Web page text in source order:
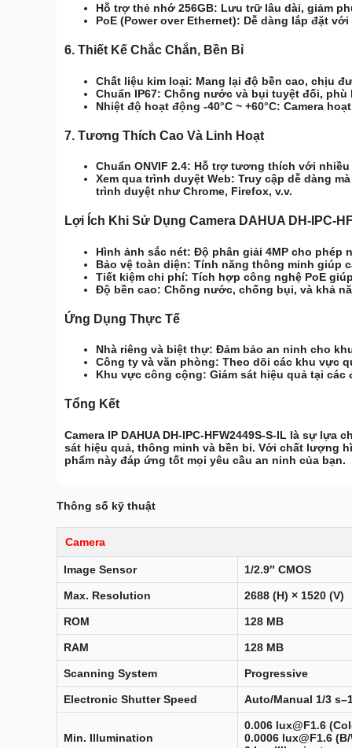
Hỗ trợ thẻ nhớ 256GB: Lưu trữ lâu dài, giảm
PoE (Power over Ethernet): Dễ dàng lắp đặt
6. Thiết Kế Chắc Chắn, Bền Bỉ
Chất liệu kim loại: Mang lại độ bền cao, chịu
Chuẩn IP67: Chống nước và bụi tuyệt đối,
Nhiệt độ hoạt động -40°C ~ +60°C: Camera
7. Tương Thích Cao Và Linh Hoạt
Chuẩn ONVIF 2.4: Hỗ trợ tương thích với nhiều
Xem qua trình duyệt Web: Truy cập dễ dàng
trình duyệt như Chrome, Firefox, v.v.
Lợi Ích Khi Sử Dụng Camera DAHUA DH-IPC-
Hình ảnh sắc nét: Độ phân giải 4MP cho phép
Bảo vệ toàn diện: Tính năng thông minh giúp
Tiết kiệm chi phí: Tích hợp công nghệ PoE
Độ bền cao: Chống nước, chống bụi, và khả
Ứng Dụng Thực Tế
Nhà riêng và biệt thự: Đảm bảo an ninh cho
Công ty và văn phòng: Theo dõi các khu vực
Khu vực công cộng: Giám sát hiệu quả tại các
Tổng Kết
Camera IP DAHUA DH-IPC-HFW2449S-S-IL là sự
sát hiệu quả, thông minh và bền bỉ. Với chất lượng
phẩm này đáp ứng tốt mọi yêu cầu an ninh của bạn.
Thông số kỹ thuật
Camera
Image Sensor 1/2.9″ CMOS
Max. Resolution 2688 (H) × 1520 (V)
ROM 128 MB
RAM 128 MB
Scanning System Progressive
Electronic Shutter Speed Auto/Manual 1/3
Min. Illumination
0.006 lux@F1.6
0.0006 lux@F1.6 (B/